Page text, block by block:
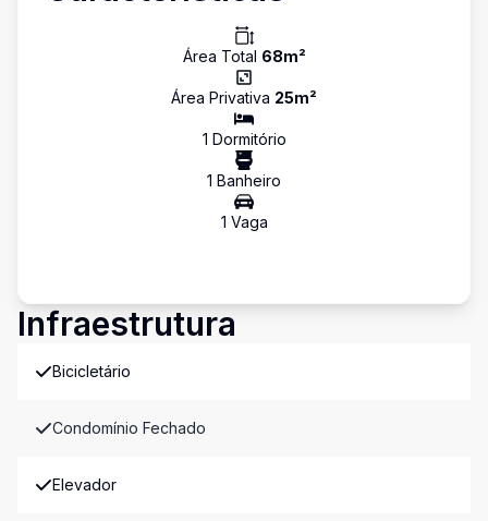
Área Total 68m²
Área Privativa 25m²
1 Dormitório
1 Banheiro
1 Vaga
Infraestrutura
Bicicletário
Condomínio Fechado
Elevador